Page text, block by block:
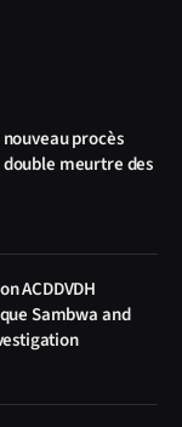
nouveau procès
meurtre des
ACDDVDH
Sambwa and